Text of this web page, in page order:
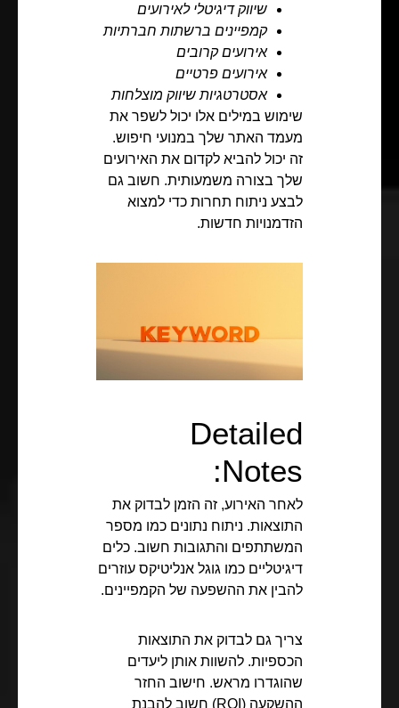
שיווק דיגיטלי לאירועים
קמפיינים ברשתות חברתיות
אירועים קרובים
אירועים פרטיים
אסטרטגיות שיווק מוצלחות
שימוש במילים אלו יכול לשפר את
מעמד האתר שלך במנועי חיפוש.
זה יכול להביא לקדום את האירועים
שלך בצורה משמעותית. חשוב גם
לבצע ניתוח תחרות כדי למצוא
הזדמנויות חדשות.
Detailed
Notes:
לאחר האירוע, זה הזמן לבדוק את
התוצאות. ניתוח נתונים כמו מספר
המשתתפים והתגובות חשוב. כלים
דיגיטליים כמו גוגל אנליטיקס עוזרים
להבין את ההשפעה של הקמפיינים.
צריך גם לבדוק את התוצאות
הכספיות. להשוות אותן ליעדים
שהוגדרו מראש. חישוב החזר
ההשקעה (ROI) חשוב להבנת